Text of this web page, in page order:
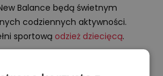
Balance będą świetnym
codziennych aktywności.
sportową odzież dziecięcą.